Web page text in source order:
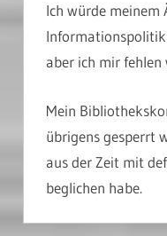
Ich würde meinem
Informationspolitik
aber ich mir
Mein
übrigens gesperrt
aus der Zeit mit
beglichen habe.